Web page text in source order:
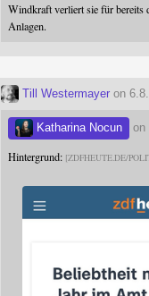
Windkraft verliert sie für bereits
Anlagen.
Till Westermayer on
Katharina Nocun on
Hintergrund: ZDFHEUTE.DE/